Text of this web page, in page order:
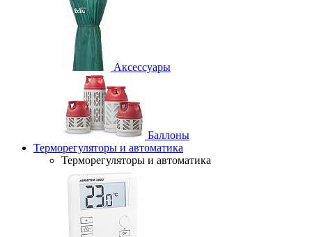
Аксессуары
Баллоны
Терморегуляторы и автоматика
Терморегуляторы и автоматика